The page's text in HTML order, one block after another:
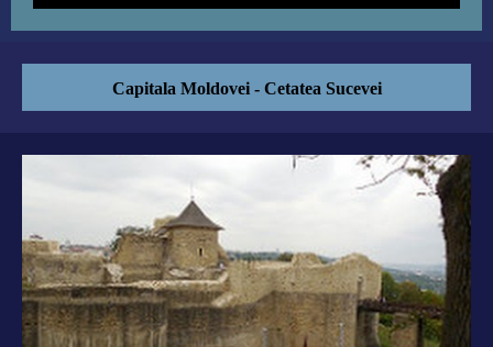
Capitala Moldovei - Cetatea Sucevei